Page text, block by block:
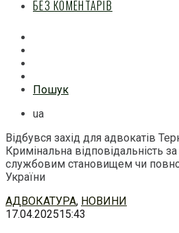
БЕЗ КОМЕНТАРІВ
Пошук
ua
Відбувся захід для адвокатів
Кримінальна відповідальність
службовим становищем чи
України
Перейти
до
АДВОКАТУРА, НОВИНИ
17.04.202515:43